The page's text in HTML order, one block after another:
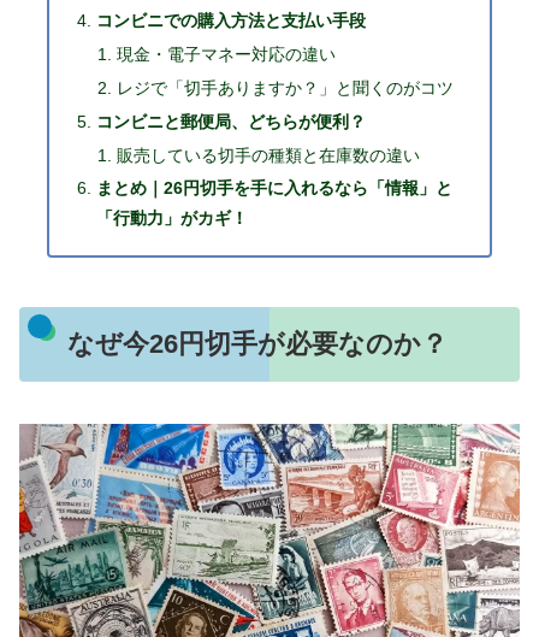
コンビニでの購入方法と支払い手段
現金・電子マネー対応の違い
レジで「切手ありますか？」と聞くのがコツ
コンビニと郵便局、どちらが便利？
販売している切手の種類と在庫数の違い
まとめ｜26円切手を手に入れるなら「情報」と
「行動力」がカギ！
なぜ今26円切手が必要なのか？